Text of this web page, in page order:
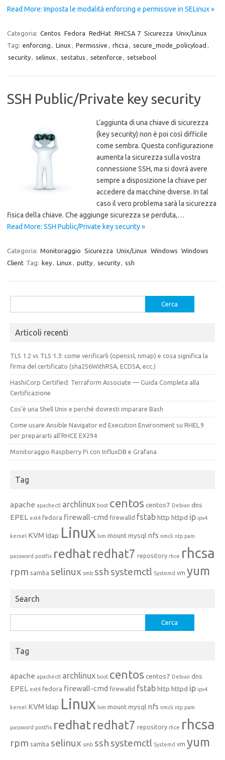
Read More: Imposta le modalità enforcing e permissive in SELinux »
Categoria: Centos Fedora RedHat RHCSA 7 Sicurezza Unix/Linux
Tag: enforcing , Linux , Permissive , rhcsa , secure_mode_policyload ,
security, selinux , sestatus , setenforce , setsebool
SSH Public/Private key security
L’aggiunta di una chiave di sicurezza
(key security) non è poi così difficile
come sembra. Questa configurazione
aumenta la sicurezza sulla vostra
connessione SSH, ma si dovrà avere
sempre a disposizione la chiave per
accedere da macchine diverse. In tal
caso il vero problema sarà la sicurezza
fisica della chiave. Che aggiunge sicurezza se perduta,…
Read More: SSH Public/Private key security »
Categoria: Monitoraggio Sicurezza Unix/Linux Windows Windows
Client Tag: key, Linux , putty, security, ssh
per:
Articoli recenti
TLS 1.2 vs TLS 1.3: come verificarli (openssl, nmap) e cosa significa la
firma del certificato (sha256WithRSA, ECDSA, ecc.)
HashiCorp Certified: Terraform Associate — Guida Completa alla
Certificazione
Cos’è una Shell Unix e perché dovresti imparare Bash
Come usare Ansible Navigator ed Execution Environment su RHEL 9
per prepararti all’RHCE EX294
Monitoraggio Raspberry Pi con InfluxDB e Grafana
Tag
apache apachectl archlinux boot centoscentos7 Debian dns
EPEL ext4 fedora firewall-cmd firewalld fstabhttp httpd ip ipv4
kernel KVM ldap Linux lvm mountmysql nfs nmcli ntp pam
password postfix redhatredhat7 repository rhce rhcsa
rpm samba selinux smb ssh systemctl Systemd vm yum
Search
per:
Tag
apache apachectl archlinux boot centoscentos7 Debian dns
EPEL ext4 fedora firewall-cmd firewalld fstabhttp httpd ip ipv4
kernel KVM ldap Linux lvm mountmysql nfs nmcli ntp pam
password postfix redhatredhat7 repository rhce rhcsa
rpm samba selinux smb ssh systemctl Systemd vm yum